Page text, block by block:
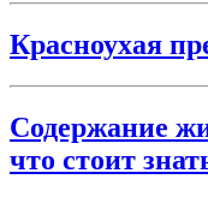
Красноухая
Содержание
что стоит